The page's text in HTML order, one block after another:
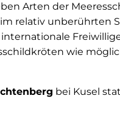
Arten der
relativ unberührten
wie
bei Kusel